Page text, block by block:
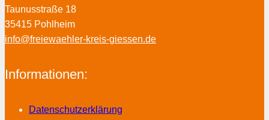
Taunusstraße 18
35415 Pohlheim
info@freiewaehler-kreis-giessen.de
Informationen:
Datenschutzerklärung